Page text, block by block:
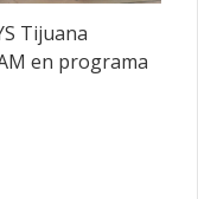
Tijuana
en programa